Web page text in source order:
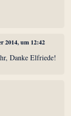
2014, um 12:42
Danke Elfriede!